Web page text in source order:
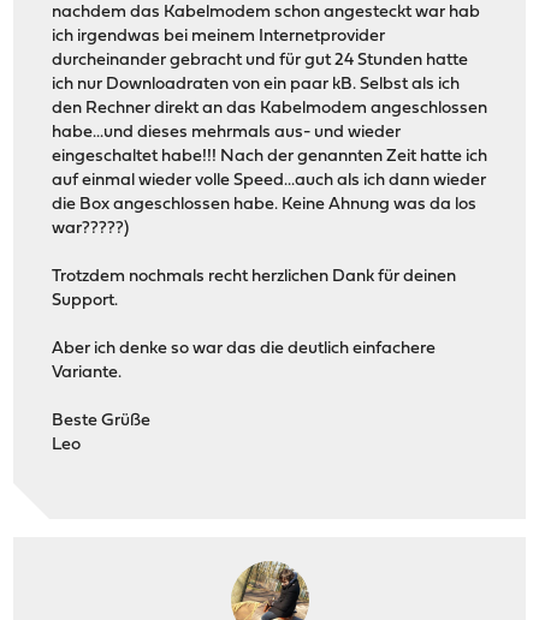
nachdem das Kabelmodem schon angesteckt war hab
ich irgendwas bei meinem Internetprovider
durcheinander gebracht und für gut 24 Stunden hatte
ich nur Downloadraten von ein paar kB. Selbst als ich
den Rechner direkt an das Kabelmodem angeschlossen
habe...und dieses mehrmals aus- und wieder
eingeschaltet habe!!! Nach der genannten Zeit hatte ich
auf einmal wieder volle Speed...auch als ich dann wieder
die Box angeschlossen habe. Keine Ahnung was da los
war?????)
Trotzdem nochmals recht herzlichen Dank für deinen
Support.
Aber ich denke so war das die deutlich einfachere
Variante.
Beste Grüße
Leo